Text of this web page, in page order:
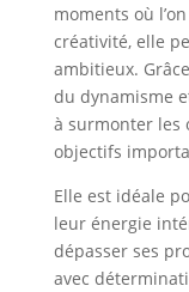
moments où
créativité, elle
ambitieux.
du dynamisme
à surmonter les
objectifs
Elle est idéale
leur énergie
dépasser ses
avec